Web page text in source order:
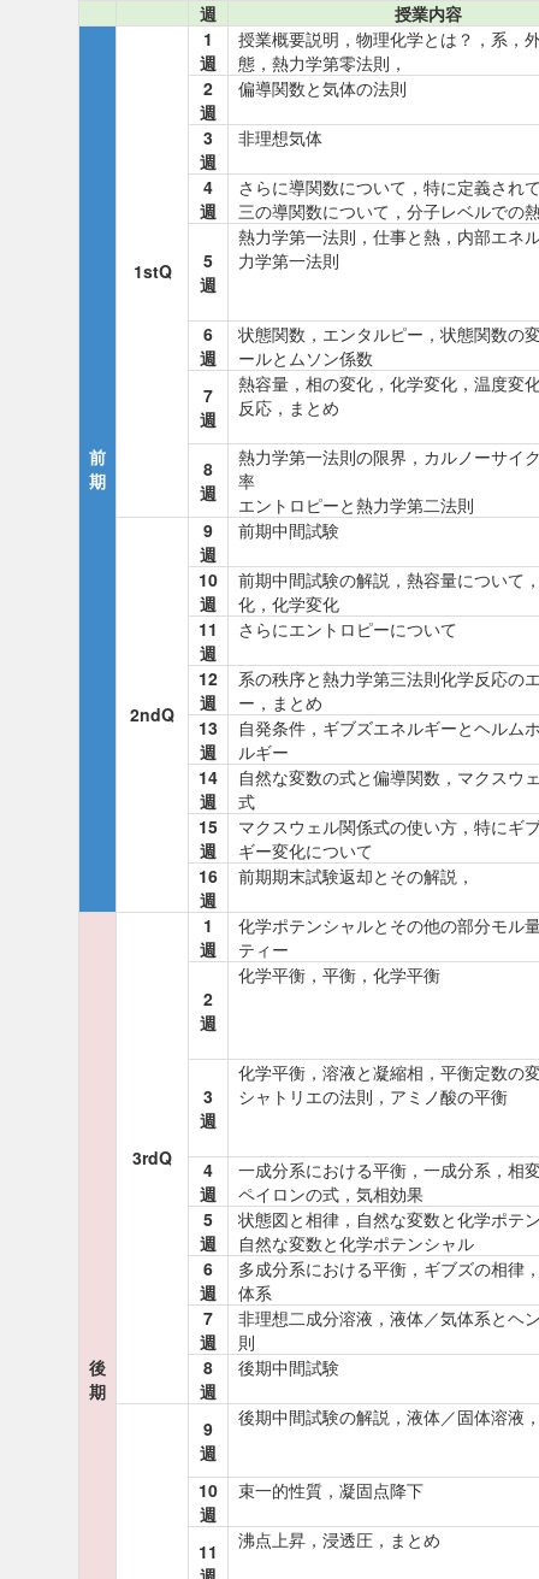
週 授業内容
前
期
1stQ
1
週
授業概要説明，物理化学とは？，系，
態，熱力学第零法則，
2
週
偏導関数と気体の法則
3
週
非理想気体
4
週
さらに導関数について，特に定義され
三の導関数について，分子レベルでの
5
週
熱力学第一法則，仕事と熱，内部エネ
力学第一法則
6
週
状態関数，エンタルピー，状態関数の
ールとムソン係数
7
週
熱容量，相の変化，化学変化，温度変
反応，まとめ
8
週
熱力学第一法則の限界，カルノーサイ
率
エントロピーと熱力学第二法則
2ndQ
9
週
前期中間試験
10
週
前期中間試験の解説，熱容量について
化，化学変化
11
週
さらにエントロピーについて
12
週
系の秩序と熱力学第三法則化学反応の
ー，まとめ
13
週
自発条件，ギブズエネルギーとヘルム
ルギー
14
週
自然な変数の式と偏導関数，マクスウ
式
15
週
マクスウェル関係式の使い方，特にギ
ギー変化について
16
週
前期期末試験返却とその解説，
後
期
3rdQ
1
週
化学ポテンシャルとその他の部分モル
ティー
2
週
化学平衡，平衡，化学平衡
3
週
化学平衡，溶液と凝縮相，平衡定数の
シャトリエの法則，アミノ酸の平衡
4
週
一成分系における平衡，一成分系，相
ペイロンの式，気相効果
5
週
状態図と相律，自然な変数と化学ポテ
自然な変数と化学ポテンシャル
6
週
多成分系における平衡，ギブズの相律
体系
7
週
非理想二成分溶液，液体／気体系とヘ
則
8
週
後期中間試験
9
週
後期中間試験の解説，液体／固体溶液
10
週
束一的性質，凝固点降下
11
沸点上昇，浸透圧，まとめ